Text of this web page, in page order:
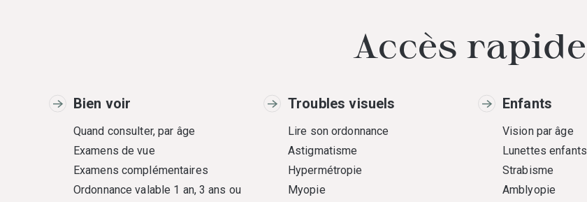
Accès rapide
Bien voir
Quand consulter, par âge
Examens de vue
Examens complémentaires
Ordonnance valable 1 an, 3 ans ou
Troubles visuels
Lire son ordonnance
Astigmatisme
Hypermétropie
Myopie
Enfants
Vision par âge
Lunettes enfants
Strabisme
Amblyopie